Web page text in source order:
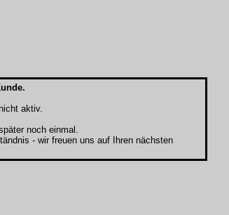
aktiv.
noch einmal.
- wir freuen uns auf Ihren nächsten